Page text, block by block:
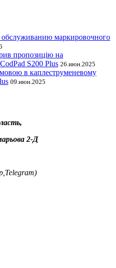
маркировочного
пропозицію на
S200 Plus 26.июн.2025
в каплеструменевому
09.июн.2025
2-Д